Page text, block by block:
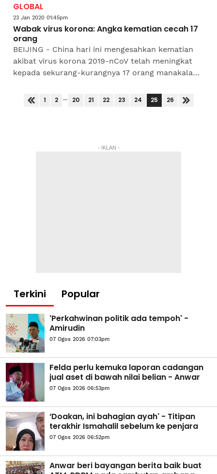
GLOBAL
23 Jan 2020 01:45pm
Wabak virus korona: Angka kematian cecah 17
orang
BEIJING - China hari ini mengesahkan kematian
akibat virus korona 2019-nCoV telah meningkat
kepada sekurang-kurangnya 17 orang manakala
merebak di...
1 2 ... 20 21 22 23 24 25 26
- IKLAN -
Terkini Popular
'Perkahwinan politik ada tempoh' -
Amirudin
07 Ogos 2026 07:03pm
Felda perlu kemuka laporan cadangan
jual aset di bawah nilai belian - Anwar
07 Ogos 2026 06:53pm
‘Doakan, ini bahagian ayah' - Titipan
terakhir Ismahalil sebelum ke penjara
07 Ogos 2026 06:52pm
Anwar beri bayangan berita baik buat